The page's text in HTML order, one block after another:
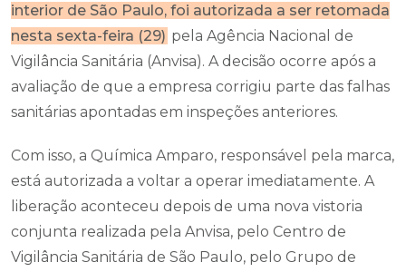
interior de São Paulo, foi autorizada a ser retomada
nesta sexta-feira (29) pela Agência Nacional de
Vigilância Sanitária (Anvisa). A decisão ocorre após a
avaliação de que a empresa corrigiu parte das falhas
sanitárias apontadas em inspeções anteriores.
Com isso, a Química Amparo, responsável pela marca,
está autorizada a voltar a operar imediatamente. A
liberação aconteceu depois de uma nova vistoria
conjunta realizada pela Anvisa, pelo Centro de
Vigilância Sanitária de São Paulo, pelo Grupo de